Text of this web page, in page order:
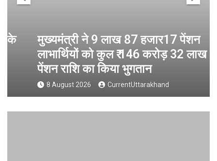
मुख्यमंत्री ने 9 लाख 87 हजार17 पेंशन
लाभार्थियों को कुल ₹ 146 करोड़ 32 लाख की
पेंशन राशि का किया भुगतान
8 August 2026 CurrentUttarakhand